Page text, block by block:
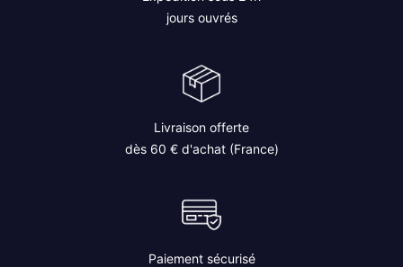
jours ouvrés
Livraison offerte
dès 60 € d'achat (France)
Paiement sécurisé